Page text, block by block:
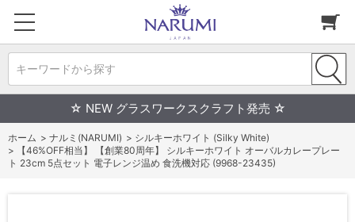
キーワードから探す
☆ NEW グラスワークスクラフト発売 ☆
ホーム > ナルミ(NARUMI) > シルキーホワイト (Silky White)
>
【46%OFF相当】 【創業80周年】 シルキーホワイト オーバルカレープレー
ト 23cm 5点セット 電子レンジ温め 食洗機対応 (9968-23435)